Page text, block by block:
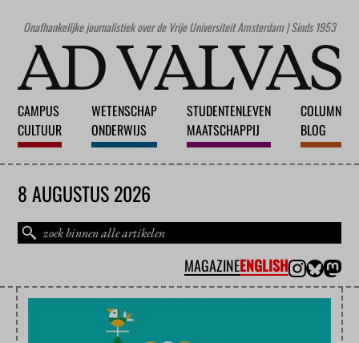
Onafhankelijke journalistiek over de Vrije Universiteit Amsterdam | Sinds 1953
CAMPUS
CULTUUR
WETENSCHAP
ONDERWIJS
STUDENTENLEVEN
MAATSCHAPPIJ
COLUMN
BLOG
8 AUGUSTUS 2026
MAGAZINEENGLISH